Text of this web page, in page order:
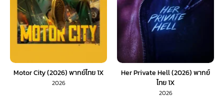
Motor City (2026) พากย์ไทย 1X
2026
Her Private Hell (2026) พากย์
ไทย 1X
2026